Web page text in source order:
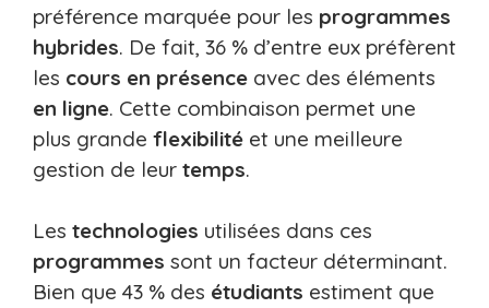
préférence marquée pour les programmes
hybrides. De fait, 36 % d’entre eux préfèrent
les cours en présence avec des éléments
en ligne. Cette combinaison permet une
plus grande flexibilité et une meilleure
gestion de leur temps.
Les technologies utilisées dans ces
programmes sont un facteur déterminant.
Bien que 43 % des étudiants estiment que